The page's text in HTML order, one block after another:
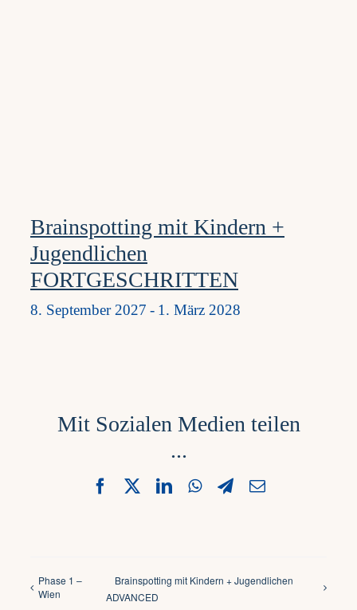
Brainspotting mit Kindern +
Jugendlichen
FORTGESCHRITTEN
8. September 2027 - 1. März 2028
Mit Sozialen Medien teilen
...
Facebook
X LinkedInWhatsApp
Telegram
Email
Phase 1 –
Wien
Brainspotting mit Kindern + Jugendlichen
ADVANCED